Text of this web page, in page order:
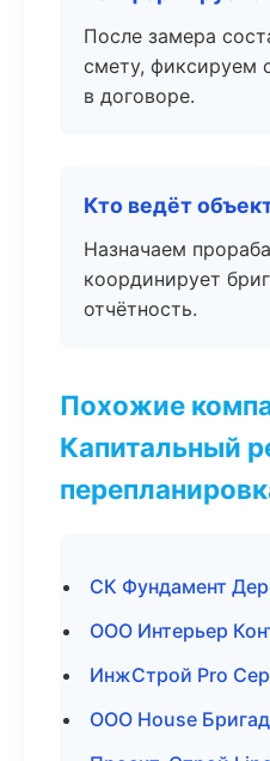
После замера
смету, фиксируем
в договоре.
Кто ведёт
Назначаем
координирует
отчётность.
Похожие
Капитальный
СК Фундамент
ООО Интерьер
ИнжСтрой Pro
ООО House